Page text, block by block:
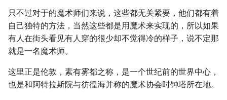
只不过对于的魔术师们来说，这些都无关紧要，他们都有着
自己独特的方法，当然这些都是用魔术来实现的，所以如果
有人在街头看见有人穿的很少却不觉得冷的样子，说不定那
就是一名魔术师。
这里正是伦敦，素有雾都之称，是一个世纪前的世界中心，
也是和阿特拉斯院与彷徨海并称的魔术协会时钟塔所在地。